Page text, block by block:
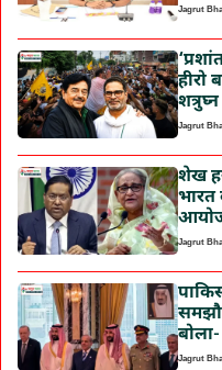
Jagrut
हीरो
Jagrut
शेख
भारत
Jagrut
Jagrut